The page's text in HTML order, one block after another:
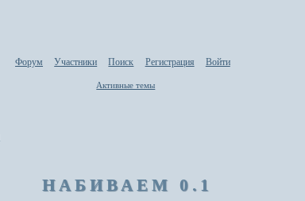
Форум Участники Поиск Регистрация Войти
Активные темы
НАБИВАЕМ 0.1